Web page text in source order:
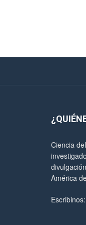
Ciencia
América
Escribinos: